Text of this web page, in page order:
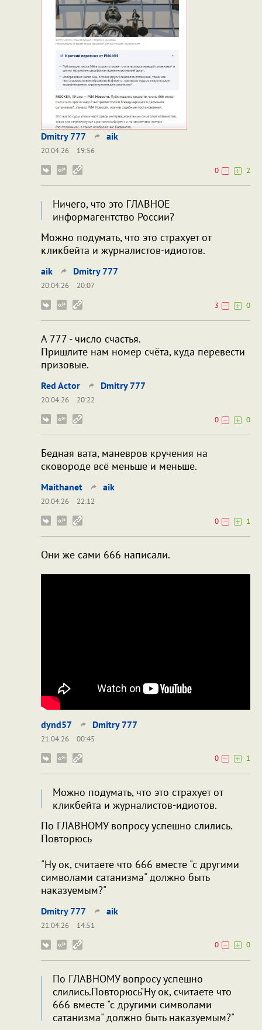
Dmitry 777 aik
20.04.26
19:56
0
2
Ничего, что это ГЛАВНОЕ
информагентство России?
Можно подумать, что это страхует от
кликбейта и журналистов-идиотов.
aik Dmitry 777
20.04.26
20:07
3
0
А 777 - число счастья.
Пришлите нам номер счёта, куда перевести
призовые.
Red Actor Dmitry 777
20.04.26
20:22
0
0
Бедная вата, маневров кручения на
сковороде всё меньше и меньше.
Maithanet aik
20.04.26
22:12
0
1
Они же сами 666 написали.
dynd57 Dmitry 777
21.04.26
00:45
0
1
Можно подумать, что это страхует от
кликбейта и журналистов-идиотов.
По ГЛАВНОМУ вопросу успешно слились.
Повторюсь
"Ну ок, считаете что 666 вместе "с другими
символами сатанизма" должно быть
наказуемым?"
Dmitry 777 aik
21.04.26
14:51
0
0
По ГЛАВНОМУ вопросу успешно
слились.Повторюсь"Ну ок, считаете что
666 вместе "с другими символами
сатанизма" должно быть наказуемым?"